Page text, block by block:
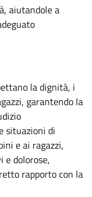
aiutandole a
la dignità, i
garantendo la
situazioni di
e ai ragazzi,
e dolorose,
rapporto con la